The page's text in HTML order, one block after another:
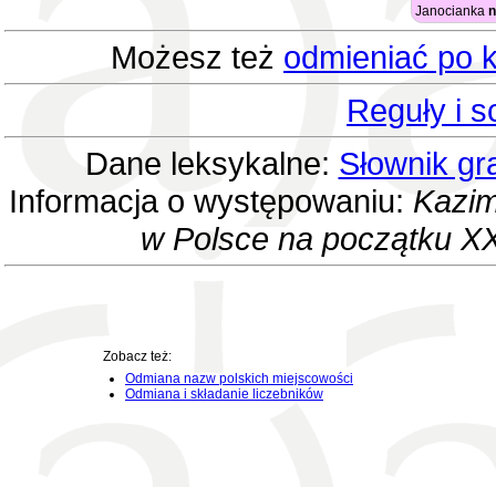
Janocianka
Możesz też odmieniać po
Reguły i
Dane leksykalne: Słownik
Informacja o występowaniu:
w Polsce na początku
Zobacz też:
Odmiana nazw polskich miejscowości
Odmiana i składanie liczebników